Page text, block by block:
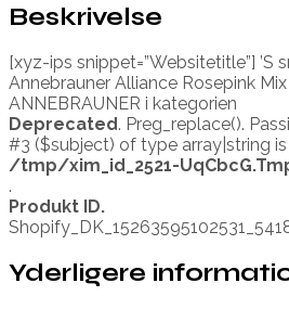
Beskrivelse
[xyz-ips snippet=”Websitetitle”] ’S
Annebrauner Alliance Rosepink
ANNEBRAUNER i kategorien
Deprecated. Preg_replace().
#3 ($subject) of type array|string
/tmp/xim_id_2521-
.
Produkt ID.
Yderligere